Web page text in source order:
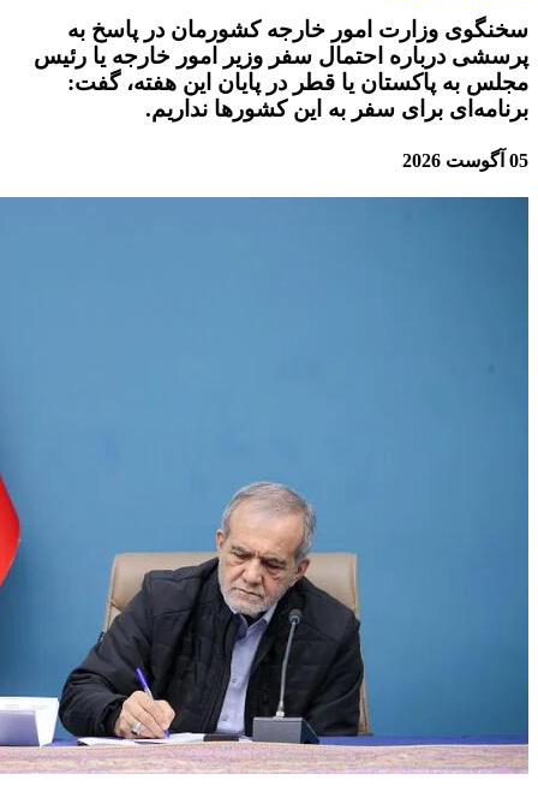
سخنگوی وزارت امور خارجه کشورمان در پاسخ به
پرسشی درباره احتمال سفر وزیر امور خارجه یا رئیس
مجلس به پاکستان یا قطر در پایان این هفته، گفت:
برنامه‌ای برای سفر به این کشورها نداریم.
05 آگوست 2026